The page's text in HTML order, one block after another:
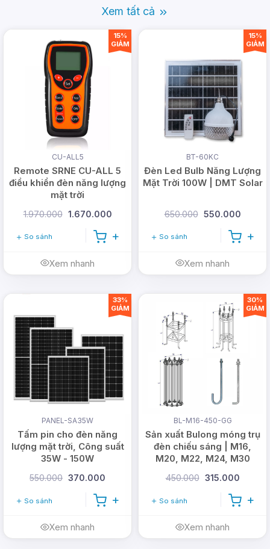
Đèn led bulb có ánh sáng màu trắng,
giúp khả năng chiếu sáng tốt hơn.
Trọng lượng nhẹ, chất liệu hoàn toàn
bằng nhựa ABS, và chống nước.
sáng
khiển
Điều khiển bằng remote, có thể tăng
giảm cường độ ánh sáng theo nhu
3 tháng.
Bộ sản
phẩm
bao
gồm
01 bóng đèn bulb, tấm pin năng lượng
mặt trời (hay còn gọi là panel), cáp
sạc đèn bằng điện 220w, giá chữ U
để lắp đặt tấm pin, ốc vít.
Xem tất cả
CU-ALL5
Remote SRNE CU-ALL 5
điều khiển đèn năng lượng
mặt trời
1.970.000 1.670.000
So sánh
Xem nhanh
15%
GIẢM
BT-60KC
Đèn Led Bulb Năng Lượng
Mặt Trời 100W | DMT Solar
650.000 550.000
So sánh
Xem nhanh
15%
GIẢM
PANEL-SA35W
Tấm pin cho đèn năng
lượng mặt trời, Công suất
35W - 150W
550.000 370.000
So sánh
Xem nhanh
33%
GIẢM
BL-M16-450-GG
Sản xuất Bulong móng trụ
đèn chiếu sáng | M16,
M20, M22, M24, M30
450.000 315.000
So sánh
Xem nhanh
30%
GIẢM